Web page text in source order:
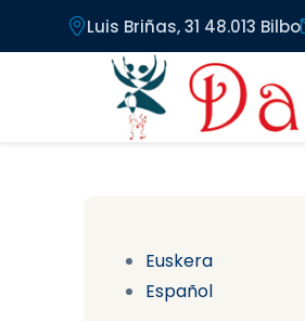
Pasar al contenido principal
Luis Briñas, 31 48.013 Bilbo
Euskera
Español